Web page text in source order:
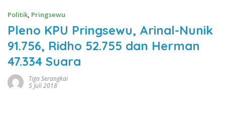
Politik, Pringsewu
Pleno KPU Pringsewu, Arinal-Nunik
91.756, Ridho 52.755 dan Herman
47.334 Suara
Tiga Serangkai
5 Juli 2018